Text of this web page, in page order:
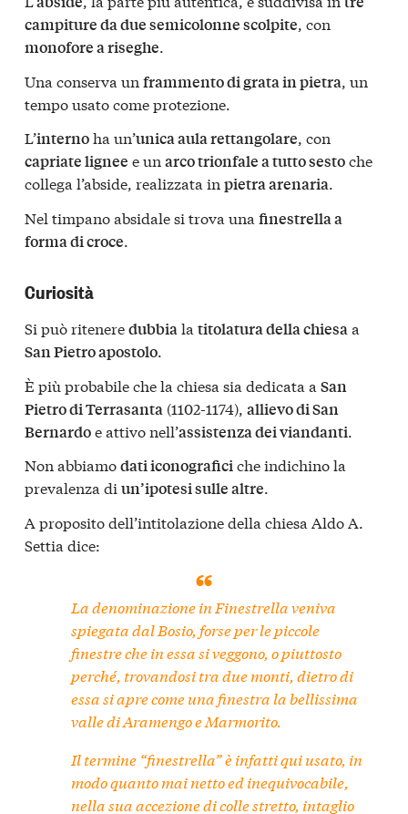
campiture da due semicolonne scolpite, con
monofore a riseghe.
Una conserva un frammento di grata in pietra, un
tempo usato come protezione.
L’internoha un’unica aula rettangolare, con
capriate lignee e un arco trionfale a tutto sestoche
collega l’abside, realizzata in pietra arenaria.
Nel timpano absidale si trova una finestrella a
forma di croce.
Curiosità
Si può riteneredubbiala titolatura della chiesaa
San Pietro apostolo.
È più probabile che la chiesa sia dedicata a San
Pietro di Terrasanta (1102-1174), allievo di San
Bernardoe attivo nell’assistenza dei viandanti
Non abbiamodati iconograficiche indichino la
prevalenza di un’ipotesi sulle altre.
A proposito dell’intitolazione della chiesa Aldo A.
Settia dice:
La denominazionein Finestrellaveniva
spiegata dal Bosio, forse per le piccole
finestre che in essa si veggono, o piuttosto
perché, trovandosi tra due monti, dietro di
essa si apre come una finestra la bellissima
valle di Aramengo e Marmorito.
Il termine “finestrella” è infatti qui usato, in
modo quanto mai netto ed inequivocabile,
nella sua accezione di colle stretto, intaglio